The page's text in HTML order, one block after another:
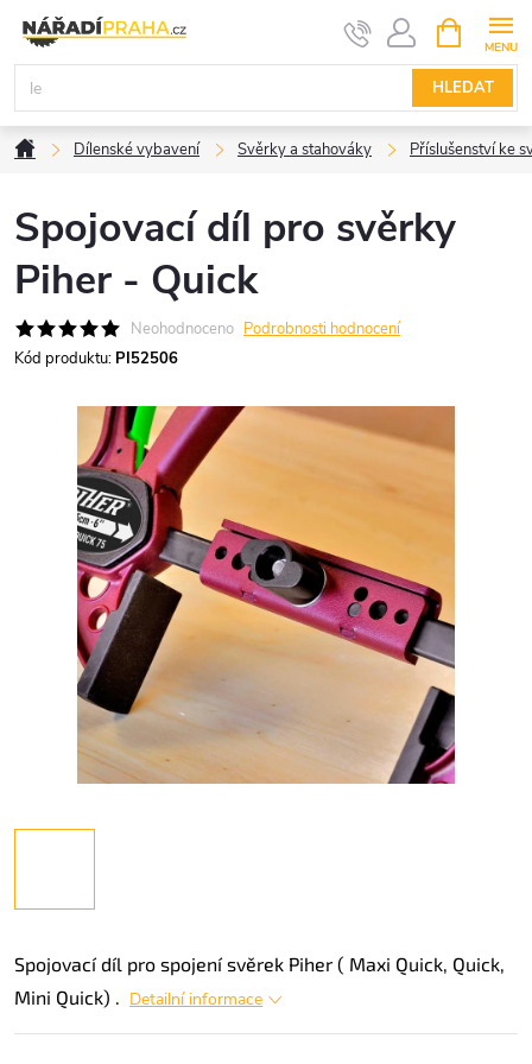
obsah
HLEDAT
NÁKUPNÍ
KOŠÍK
DomůDílenské vybavení Svěrky a stahováky Příslušenství ke
Spojovací díl pro svěrky
Piher - Quick
Neohodnoceno Podrobnosti hodnocení
Kód produktu: PI52506
Spojovací díl pro spojení svěrek Piher ( Maxi Quick, Quick,
Mini Quick) . Detailní informace